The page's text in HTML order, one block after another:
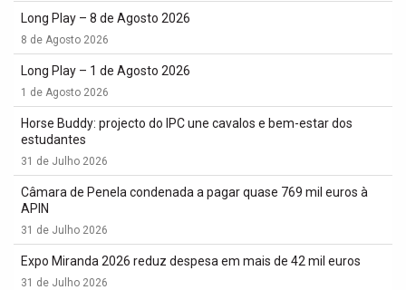
Long Play – 8 de Agosto 2026
8 de Agosto 2026
Long Play – 1 de Agosto 2026
1 de Agosto 2026
Horse Buddy: projecto do IPC une cavalos e bem-estar dos
estudantes
31 de Julho 2026
Câmara de Penela condenada a pagar quase 769 mil euros à
APIN
31 de Julho 2026
Expo Miranda 2026 reduz despesa em mais de 42 mil euros
31 de Julho 2026